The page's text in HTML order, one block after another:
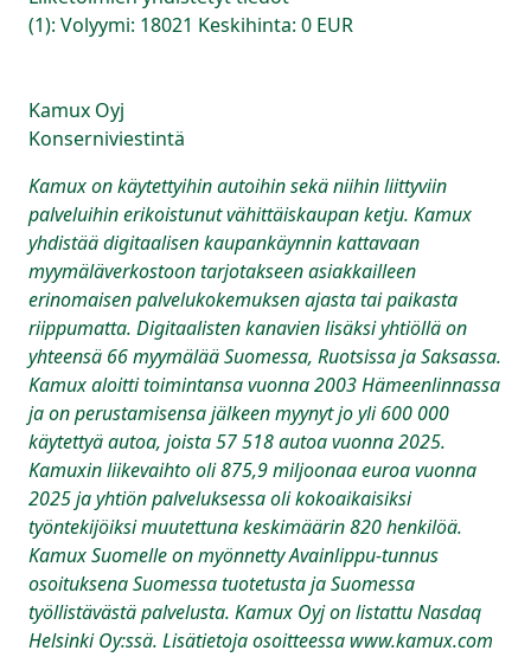
(1): Volyymi: 18021 Keskihinta: 0 EUR
Kamux Oyj
Konserniviestintä
Kamux on käytettyihin autoihin sekä niihin liittyviin
palveluihin erikoistunut vähittäiskaupan ketju. Kamux
yhdistää digitaalisen kaupankäynnin kattavaan
myymäläverkostoon tarjotakseen asiakkailleen
erinomaisen palvelukokemuksen ajasta tai paikasta
riippumatta. Digitaalisten kanavien lisäksi yhtiöllä on
yhteensä 66 myymälää Suomessa, Ruotsissa ja Saksassa.
Kamux aloitti toimintansa vuonna 2003 Hämeenlinnassa
ja on perustamisensa jälkeen myynyt jo yli 600 000
käytettyä autoa, joista 57 518 autoa vuonna 2025.
Kamuxin liikevaihto oli 875,9 miljoonaa euroa vuonna
2025 ja yhtiön palveluksessa oli kokoaikaisiksi
työntekijöiksi muutettuna keskimäärin 820 henkilöä.
Kamux Suomelle on myönnetty Avainlippu-tunnus
osoituksena Suomessa tuotetusta ja Suomessa
työllistävästä palvelusta. Kamux Oyj on listattu Nasdaq
Helsinki Oy:ssä. Lisätietoja osoitteessa www.kamux.com